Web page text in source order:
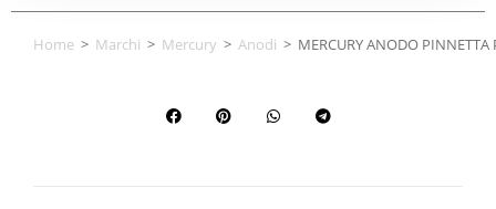
Home > Marchi > Mercury > Anodi > MERCURY ANODO PINNETTA